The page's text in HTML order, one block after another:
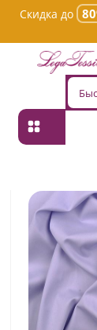
Скидка до
Главная